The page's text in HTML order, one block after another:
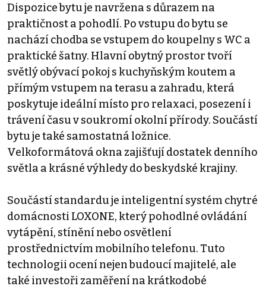
Dispozice bytu je navržena s důrazem na
praktičnost a pohodlí. Po vstupu do bytu se
nachází chodba se vstupem do koupelny s WC a
praktické šatny. Hlavní obytný prostor tvoří
světlý obývací pokoj s kuchyňským koutem a
přímým vstupem na terasu a zahradu, která
poskytuje ideální místo pro relaxaci, posezení i
trávení času v soukromí okolní přírody. Součástí
bytu je také samostatná ložnice.
Velkoformátová okna zajišťují dostatek denního
světla a krásné výhledy do beskydské krajiny.
Součástí standardu je inteligentní systém chytré
domácnosti LOXONE, který pohodlné ovládání
vytápění, stínění nebo osvětlení
prostřednictvím mobilního telefonu. Tuto
technologii ocení nejen budoucí majitelé, ale
také investoři zaměření na krátkodobé